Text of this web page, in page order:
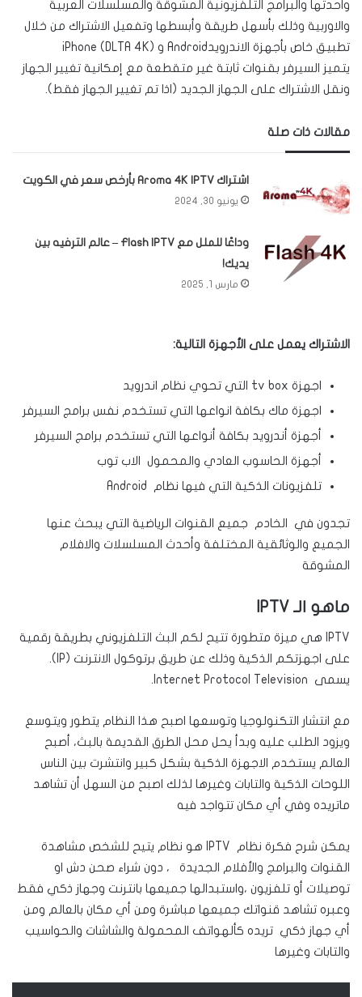
واحدثها والبرامج التلفزيونية المشوقة والمسلسلات العربية
والاوربية وذلك بأسهل طريقة وأبسطها وتفعيل الاشتراك من خلال
تطبيق خاص بأجهزة الاندرويدAndroid
و iPhone (DLTA 4K)
يتميز السيرفر بقنوات ثابتة غير متقطعة مع إمكانية تغيير الجهاز
ونقل الاشتراك على الجهاز الجديد (اذا تم تغيير الجهاز فقط).
مقالات ذات صلة
اشتراك Aroma 4K IPTV بأرخص سعر في الكويت
يونيو 30, 2024
وداعًا للملل مع Flash IPTV – عالم الترفيه بين
يديك!
مارس 1, 2025
الاشتراك يعمل على الأجهزة التالية:
اجهزة tv box التي تحوي نظام اندرويد
اجهزة ماك بكافة انواعها التي تستخدم نفس برامج السيرفر
أجهزة أندرويد بكافة أنواعها التي تستخدم برامج السيرفر
أجهزة الحاسوب العادي والمحمول الاب توب
تلفزيونات الذكية التي فيها نظام Android
تجدون في الخادم جميع القنوات الرياضية التي يبحث عنها
الجميع والوثائقية المختلفة وأحدث المسلسلات والافلام
المشوقة
ماهو الـ IPTV
IPTV هي ميزة متطورة تتيح لكم البث التلفزيوني بطريقة رقمية
على اجهزتكم الذكية وذلك عن طريق برتوكول الانترنت (IP).
يسمى Internet Protocol Television.
مع انتشار التكنولوجيا وتوسعها اصبح هذا النظام يتطور ويتوسع
ويزود الطلب عليه وبدأ يحل محل الطرق القديمة بالبث،
أصبح
العالم يستخدم الاجهزة الذكية بشكل كبير وانتشرت بين الناس
اللوحات الذكية والتابات وغيرها لذلك اصبح من السهل أن تشاهد
ماتريده وفي أي مكان تتواجد فيه
يمكن شرح فكرة نظام IPTV هو نظام يتيح للشخص مشاهدة
القنوات والبرامج والأفلام الجديدة ، دون شراء صحن دش او
توصيلات أو تلفزيون ،واستبدالها جميعها بانترنت وجهاز ذكي فقط
وعبره تشاهد قنواتك جميعها مباشرة ومن أي مكان بالعالم ومن
أي جهاز ذكي تريده كألهواتف المحمولة والشاشات والحواسيب
والتابات وغيرها